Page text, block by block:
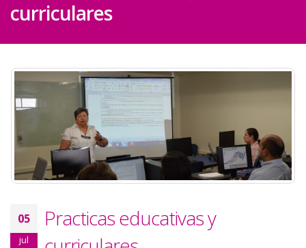
curriculares
05
jul
Practicas educativas y